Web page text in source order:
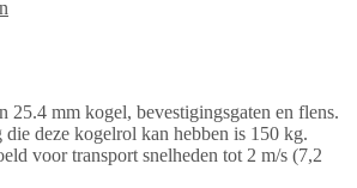
25.4 mm kogel, bevestigingsgaten en flens.
deze kogelrol kan hebben is 150 kg.
voor transport snelheden tot 2 m/s (7,2